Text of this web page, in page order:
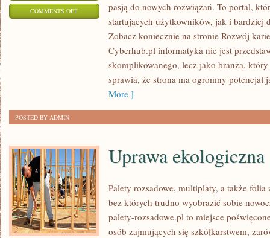
COMMENTS OFFON
pasją do nowych rozwiązań. To portal,
startujących użytkowników, jak i bardziej
Zobacz koniecznie na stronie Rozwój
Cyberhub.pl informatyka nie jest
skomplikowanego, lecz jako branża, który
sprawia, że strona ma ogromny potencjał
More ]
POSTED BY ADMIN
Uprawa ekologiczna
Palety rozsadowe, multiplaty, a także
bez których trudno wyobrazić sobie
palety-rozsadowe.pl to miejsce
osób zajmujących się szkółkarstwem,